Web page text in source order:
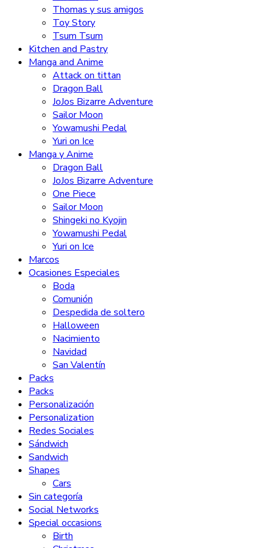
Thomas y sus amigos
Toy Story
Tsum Tsum
Kitchen and Pastry
Manga and Anime
Attack on tittan
Dragon Ball
JoJos Bizarre Adventure
Sailor Moon
Yowamushi Pedal
Yuri on Ice
Manga y Anime
Dragon Ball
JoJos Bizarre Adventure
One Piece
Sailor Moon
Shingeki no Kyojin
Yowamushi Pedal
Yuri on Ice
Marcos
Ocasiones Especiales
Boda
Comunión
Despedida de soltero
Halloween
Nacimiento
Navidad
San Valentín
Packs
Packs
Personalización
Personalization
Redes Sociales
Sándwich
Sandwich
Shapes
Cars
Sin categoría
Social Networks
Special occasions
Birth